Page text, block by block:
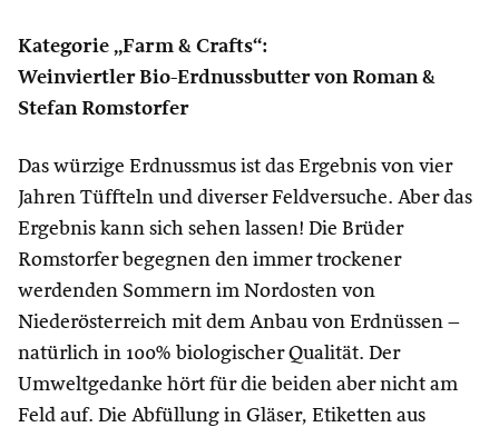
Kategorie „Farm & Crafts“:
Weinviertler Bio-Erdnussbutter von Roman &
Stefan Romstorfer
Das würzige Erdnussmus ist das Ergebnis von vier
Jahren Tüffteln und diverser Feldversuche. Aber das
Ergebnis kann sich sehen lassen! Die Brüder
Romstorfer begegnen den immer trockener
werdenden Sommern im Nordosten von
Niederösterreich mit dem Anbau von Erdnüssen –
natürlich in 100% biologischer Qualität. Der
Umweltgedanke hört für die beiden aber nicht am
Feld auf. Die Abfüllung in Gläser, Etiketten aus